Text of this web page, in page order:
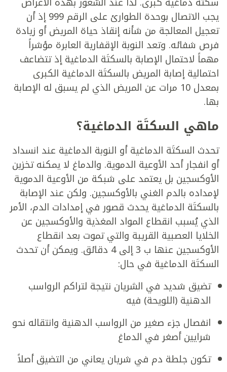
يجب الاتصال بوحدة الطوارئ على الرقم 999 إذ أن
تعجيل المعالجة من شأنه إنقاذ حياة المريض أو زيادة
فرص شفائه. وتعد النوبة الإقفارية العابرة مؤشراً
مهماً لاحتمال الإصابة بالسكتَة الدماغية إذ تتضاعف
احتمالية إصابة المريض بالسكتَة الدماغية الكبرى
بمعدل 10 مرات عن المريض الذي لم يسبق له الإصابة
بها.
ماهي السكتَة الدماغية؟
تحدث السكتَة الدماغية أو النوبة الدماغية عند انسداد
أو انفجار أحد الأوعية الدموية. والدماغ لا يمكنه تخزين
الأوكسجين بل يعتمد على شبكة من الأوعية الدموية
لإمداده بالدم الغني بالأوكسجين. ولكن عند الإصابة
بالسكتَة الدماغية يحدث قصور في إمدادات الدم، الأمر
الذي يُسبب انقطاع المواد المغذية والأوكسجين عن
الخلايا العصبية القريبة والتي تموت بعد انقطاع
الأوكسجين عنها ب 3 إلى 4 دقائق. ويمكن أن تحدث
السكتَة الدماغية في حال:
تضيق شديد في الشريان نتيجة لتراكم الرواسب
الدهنية (اللويحة) فيه
انفصال جزء صغير من الرواسب الدهنية وانتقاله نحو
شرايين أصغر في الدماغ
تكون جلطة دم في شريان يعاني من التضيق أصلاً